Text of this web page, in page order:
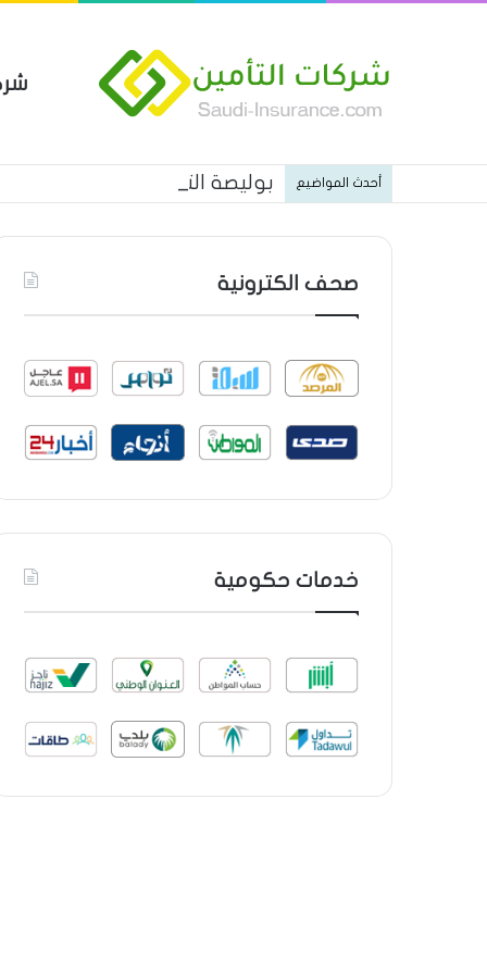
أحدث المواضيع بوليصة التأمين العام من شركة
صحف الكترونية
خدمات حكومية